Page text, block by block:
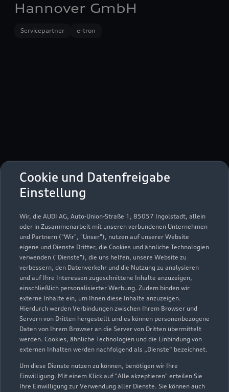
Cookie und Datenfreigabe
Einstellung
Wir, die AUDI AG, Auto-Union-Straße 1, 85057 Ingolstadt, allein
oder in Zusammenarbeit mit unseren verbundenen Unternehmen
und Partnern ("Wir", "Unser"), nutzen auf unserer Website
eigene und Dienste Dritter, die Cookies und ähnliche Technologien
verwenden ("Dienste"), die uns helfen, unsere Website zu
verbessern, den Datenverkehr und die Nutzung zu analysieren
und auf Ihre Interessen zugeschnittene Inhalte anzuzeigen,
einschließlich personalisierter Werbung. Zudem binden wir
externe Inhalte ein, um Ihnen diese Inhalte anzuzeigen.
Hierdurch werden Verbindungen zwischen Ihrem Browser und
Servern von Dritten hergestellt und es können personenbezogene
Daten von Ihrem Browser an die Server von Dritten übermittelt
werden. Cookies, ähnliche Technologien und die Einbindung von
externen Inhalten werden nachfolgend als „Dienste“ bezeichnet.
Um diese Dienste nutzen zu können, benötigen wir Ihre
Einwilligung. Mit einem Klick auf "Alle akzeptieren" erteilen Sie
Ihre Einwilligung zur Verwendung aller Dienste. Sie können auch
Hannover GmbH
Servicepartner e-tron
Rudolf-Petzold-Ring 1
31275 Lehrte-Aligse
05132 50060
info.rudolf-petzold-ring@vw-ah.de
Kontaktdaten herunterladen
Öffnungszeiten
Service
Geöffnet bis17:00